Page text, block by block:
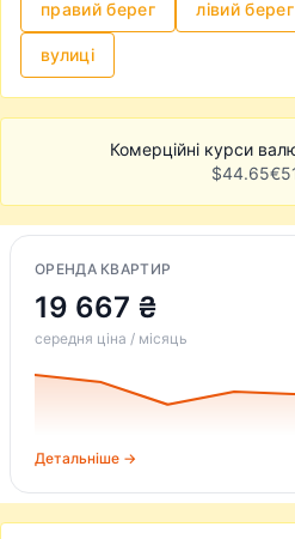
правий берег лівий берег
вулиці
Комерційні курси
$44.65€
ОРЕНДА КВАРТИР
19 667 ₴
середня ціна / місяць
Детальніше →